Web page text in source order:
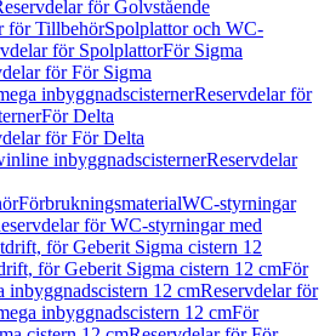
för Golvstående
för TillbehörSpolplattor och WC-
för SpolplattorFör Sigma
för För Sigma
inbyggnadscisternerReservdelar för
För Delta
för För Delta
inbyggnadscisternerReservdelar
FörbrukningsmaterialWC-styrningar
för WC-styrningar med
för Geberit Sigma cistern 12
för Geberit Sigma cistern 12 cmFör
inbyggnadscistern 12 cmReservdelar för
inbyggnadscistern 12 cmFör